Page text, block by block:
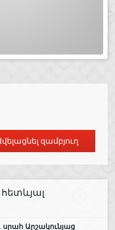
զամբյուղ
սրահ Արշակունյաց